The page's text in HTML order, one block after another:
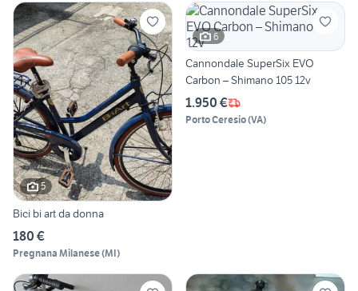
5
Bici bi art da donna
180 €
Pregnana Milanese(MI)
6
Cannondale SuperSix EVO
Carbon – Shimano 105 12v
1.950 €
Porto Ceresio(VA)